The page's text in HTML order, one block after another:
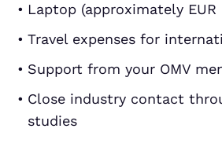
Laptop (approximately EUR
Travel expenses for
Support from your OMV
Close industry contact
studies